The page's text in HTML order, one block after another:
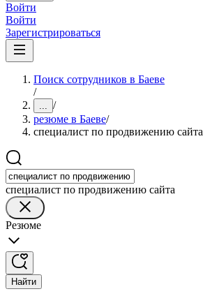
Войти
Войти
Зарегистрироваться
Поиск сотрудников в Баеве
/
... /
резюме в Баеве/
специалист по продвижению сайта
специалист по продвижению сайта
Резюме
Найти